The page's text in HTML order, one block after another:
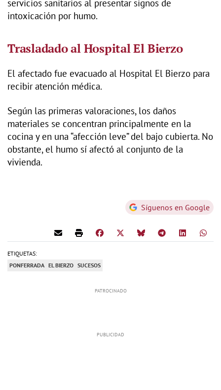
servicios sanitarios al presentar signos de
intoxicación por humo.
Trasladado al Hospital El Bierzo
El afectado fue evacuado al Hospital El Bierzo para
recibir atención médica.
Según las primeras valoraciones, los daños
materiales se concentran principalmente en la
cocina y en una “afección leve” del bajo cubierta. No
obstante, el humo sí afectó al conjunto de la
vivienda.
Síguenos en Google
ETIQUETAS:
PONFERRADA EL BIERZO SUCESOS